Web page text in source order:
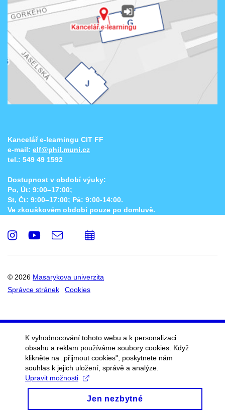
Kancelář e-learningu CIT FF
e-mail: elf@phil.muni.cz
tel.: 549 49 1592
Dostupnost v období výuky:
Po, Út: 9:00–17:00;
St, Čt: 9:00–17:00; Pá: 9:00-14:00.
Ve zkouškovém období pouze po domluvě.
© 2026 Masarykova univerzita
Správce stránek
Cookies
Instagram
Youtube
e-
Email
Přidat
K vyhodnocování tohoto webu a k personalizaci
obsahu a reklam používáme soubory cookies. Když
klikněte na „přijmout cookies", poskytnete nám
souhlas k jejich uložení, správě a analýze.
Upravit možnosti
Jen nezbytné